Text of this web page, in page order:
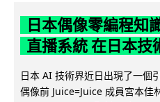
日本偶像零編程知
直播系統 在日本技
日本 AI 技術界近日出現了一個
偶像前 Juice=Juice 成員宮本佳